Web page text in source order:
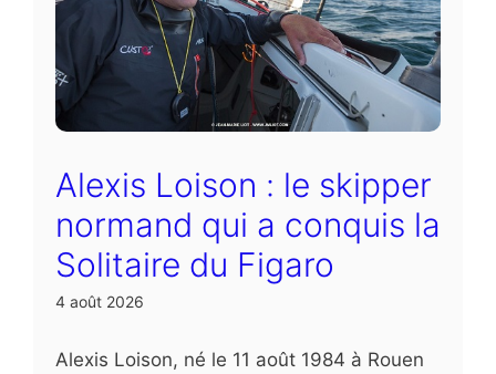
Alexis Loison : le skipper
normand qui a conquis la
Solitaire du Figaro
4 août 2026
Alexis Loison, né le 11 août 1984 à Rouen